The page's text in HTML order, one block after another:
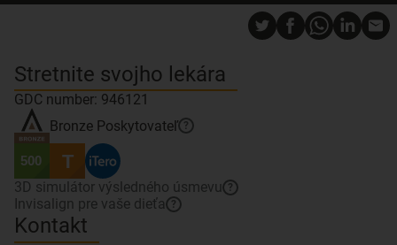
Stretnite svojho lekára
GDC number: 946121
Bronze Poskytovateľ ?
3D simulátor výsledného úsmevu ?
Invisalign pre vaše dieťa ?
Kontakt